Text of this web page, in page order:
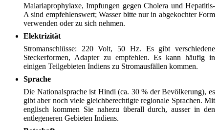
Malariaprophylaxe, Impfungen gegen Cholera und Hepatitis-
A sind empfehlenswert; Wasser bitte nur in abgekochter Form
verwenden oder zu sich nehmen.
Elektrizität
Stromanschlüsse: 220 Volt, 50 Hz. Es gibt verschiedene
Steckerformen, Adapter zu empfehlen. Es kann häufig in
einigen Teilgebieten Indiens zu Stromausfällen kommen.
Sprache
Die Nationalsprache ist Hindi (ca. 30 % der Bevölkerung), es
gibt aber noch viele gleichberechtigte regionale Sprachen. Mit
englisch kommen Sie nahezu überall durch, ausser in den
entlegeneren Gebieten Indiens.